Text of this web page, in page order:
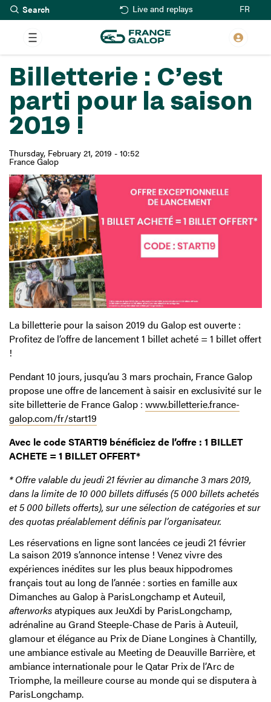
Skip
to
main
content
Live and replays FR
Billetterie : C’est
parti pour la saison
2019 !
Thursday, February 21, 2019 - 10:52
France Galop
La billetterie pour la saison 2019 du Galop est ouverte :
Profitez de l’offre de lancement 1 billet acheté = 1 billet offert
!
Pendant 10 jours, jusqu’au 3 mars prochain, France Galop
propose une offre de lancement à saisir en exclusivité sur le
site billetterie de France Galop : www.billetterie.france-
galop.com/fr/start19
Avec le code START19 bénéficiez de l’offre : 1 BILLET
ACHETE = 1 BILLET OFFERT*
* Offre valable du jeudi 21 février au dimanche 3 mars 2019,
dans la limite de 10 000 billets diffusés (5 000 billets achetés
et 5 000 billets offerts), sur une sélection de catégories et sur
des quotas préalablement définis par l’organisateur.
Les réservations en ligne sont lancées ce jeudi 21 février
La saison 2019 s’annonce intense ! Venez vivre des
expériences inédites sur les plus beaux hippodromes
français tout au long de l’année : sorties en famille aux
Dimanches au Galop à ParisLongchamp et Auteuil,
afterworksatypiques aux JeuXdi by ParisLongchamp,
adrénaline au Grand Steeple-Chase de Paris à Auteuil,
glamour et élégance au Prix de Diane Longines à Chantilly,
une ambiance estivale au Meeting de Deauville Barrière, et
ambiance internationale pour le Qatar Prix de l’Arc de
Triomphe, la meilleure course au monde qui se disputera à
ParisLongchamp.